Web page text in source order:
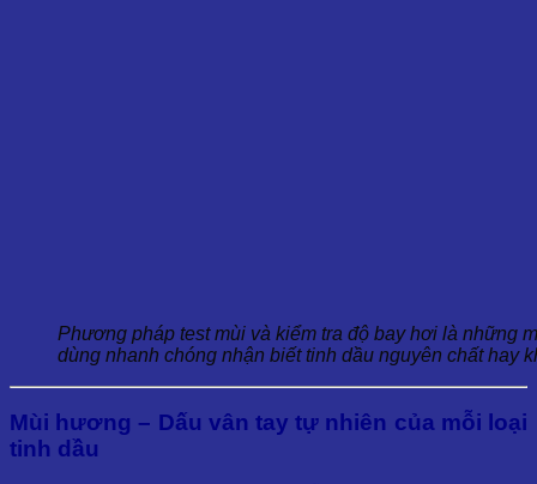
Phương pháp test mùi và kiểm tra độ bay hơi là những
dùng nhanh chóng nhận biết tinh dầu nguyên chất hay
Mùi hương – Dấu vân tay tự nhiên của mỗi loại
tinh dầu